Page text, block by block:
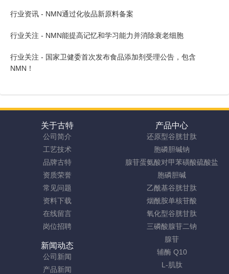
行业资讯 - NMN通过化妆品新原料备案
行业关注 - NMN能提高记忆和学习能力并消除衰老细胞
行业关注 - 国家卫健委首次发布食品添加剂受理公告，包含
NMN！
关于古特
公司简介
工艺技术
品牌古特
资质荣誉
常见问题
资料下载
在线留言
岗位招聘
产品中心
还原型谷胱甘肽
胞磷胆碱钠
腺苷蛋氨酸对甲苯磺酸硫酸盐
胞磷胆碱
乙酰基谷胱甘肽
烟酰胺单核苷酸
氧化型谷胱甘肽
三磷酸腺苷二钠
腺苷
辅酶 Q10
L-肌肽
新闻动态
公司新闻
产品新闻